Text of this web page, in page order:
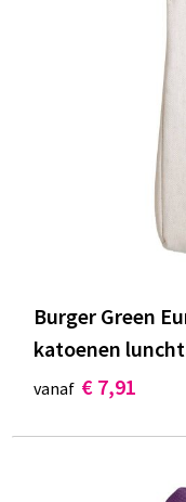
Burger Green
katoenen
vanaf € 7,91